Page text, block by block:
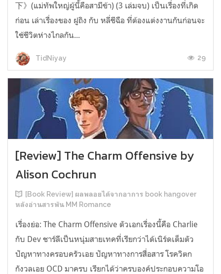
下》(แม่ทัพใหญ่ผู้นี้คือสามีข้า) (3 เล่มจบ) เป็นเรื่องที่เกิด
ก่อน เล่าเรื่องของ ฝูถิง กับ หลี่ชีฉือ ที่ต้องแต่งงานกันก่อนจะ
ใช้ชีวิตห่างไกลกัน...
TidNiyay 29
[Review] The Charm Offensive by
Alison Cochrun
[Book Review] ผลพลอยได้จากอาการ book hangover
หลังอ่านสารพัน MM Romance
เรื่องย่อ: The Charm Offensive ตัวเอกเรื่องนี้คือ Charlie
กับ Dev ชาร์ลีเป็นหนุ่มสายเทคที่เรียกว่าได้เนิร์ดเต็มตัว
ปัญหาทางครอบครัวเอย ปัญหาทางการสื่อสาร โรควิตก
กังวลเอย OCD มาครบ เรียกได้ว่าครบองค์ประกอบความโอ